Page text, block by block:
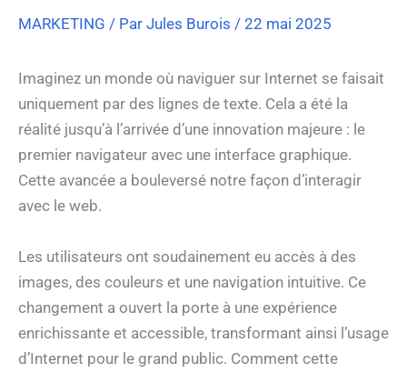
MARKETING / Par Jules Burois / 22 mai 2025
Imaginez un monde où naviguer sur Internet se faisait
uniquement par des lignes de texte. Cela a été la
réalité jusqu’à l’arrivée d’une innovation majeure : le
premier navigateur avec une interface graphique.
Cette avancée a bouleversé notre façon d’interagir
avec le web.
Les utilisateurs ont soudainement eu accès à des
images, des couleurs et une navigation intuitive. Ce
changement a ouvert la porte à une expérience
enrichissante et accessible, transformant ainsi l’usage
d’Internet pour le grand public. Comment cette